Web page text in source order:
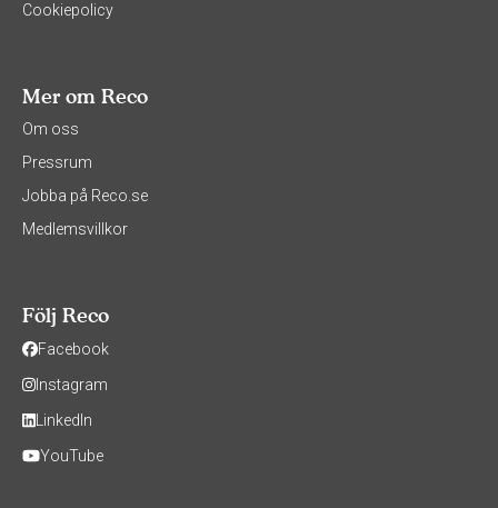
Cookiepolicy
Mer om Reco
Om oss
Pressrum
Jobba på Reco.se
Medlemsvillkor
Följ Reco
Facebook
Instagram
LinkedIn
YouTube